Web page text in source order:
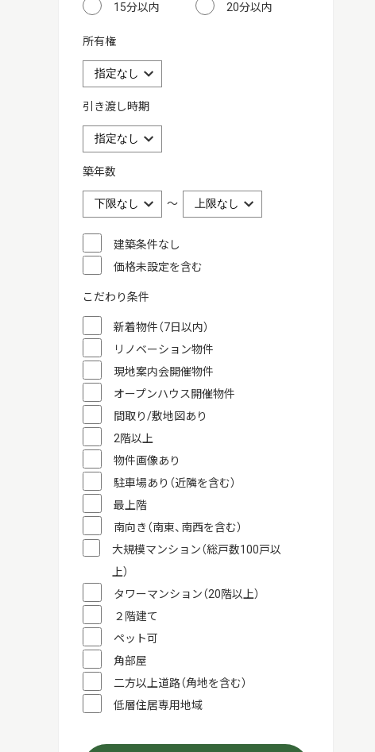
15分以内 20分以内
所有権
引き渡し時期
築年数
～
建築条件なし
価格未設定を含む
こだわり条件
新着物件（7日以内）
リノベーション物件
現地案内会開催物件
オープンハウス開催物件
間取り/敷地図あり
2階以上
物件画像あり
駐車場あり（近隣を含む）
最上階
南向き（南東、南西を含む）
大規模マンション（総戸数100戸以
上）
タワーマンション（20階以上）
２階建て
ペット可
角部屋
二方以上道路（角地を含む）
低層住居専用地域